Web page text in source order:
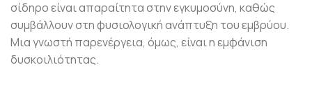
σίδηρο είναι απαραίτητα στην εγκυμοσύνη, καθώς
συμβάλλουν στη φυσιολογική ανάπτυξη του εμβρύου.
Μια γνωστή παρενέργεια, όμως, είναι η εμφάνιση
δυσκοιλιότητας.